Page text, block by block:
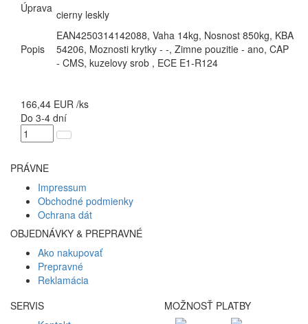
Úprava cierny leskly
Popis
EAN4250314142088, Vaha 14kg, Nosnost 850kg, KBA
54206, Moznosti krytky - -, Zimne pouzitie - ano, CAP
- CMS, kuzelovy srob , ECE E1-R124
166,44 EUR /ks
Do 3-4 dní
PRÁVNE
Impressum
Obchodné podmienky
Ochrana dát
OBJEDNÁVKY & PREPRAVNÉ
Ako nakupovať
Prepravné
Reklamácia
SERVIS
MOŽNOSŤ PLATBY